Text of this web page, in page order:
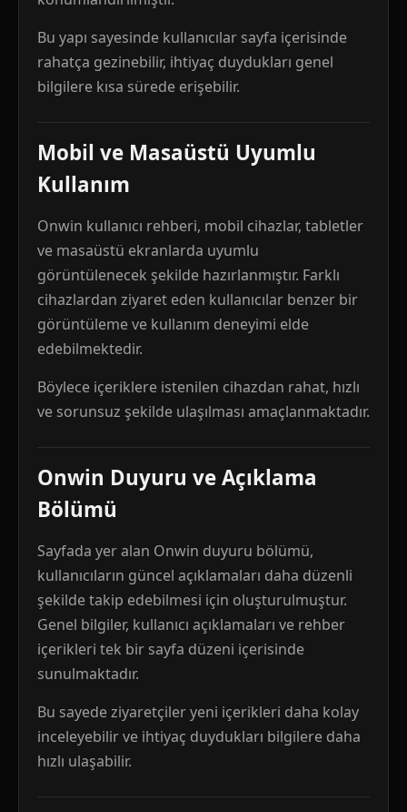
Bu yapı sayesinde kullanıcılar sayfa içerisinde
rahatça gezinebilir, ihtiyaç duydukları genel
bilgilere kısa sürede erişebilir.
Mobil ve Masaüstü Uyumlu
Kullanım
Onwin kullanıcı rehberi, mobil cihazlar, tabletler
ve masaüstü ekranlarda uyumlu
görüntülenecek şekilde hazırlanmıştır. Farklı
cihazlardan ziyaret eden kullanıcılar benzer bir
görüntüleme ve kullanım deneyimi elde
edebilmektedir.
Böylece içeriklere istenilen cihazdan rahat, hızlı
ve sorunsuz şekilde ulaşılması amaçlanmaktadır.
Onwin Duyuru ve Açıklama
Bölümü
Sayfada yer alan Onwin duyuru bölümü,
kullanıcıların güncel açıklamaları daha düzenli
şekilde takip edebilmesi için oluşturulmuştur.
Genel bilgiler, kullanıcı açıklamaları ve rehber
içerikleri tek bir sayfa düzeni içerisinde
sunulmaktadır.
Bu sayede ziyaretçiler yeni içerikleri daha kolay
inceleyebilir ve ihtiyaç duydukları bilgilere daha
hızlı ulaşabilir.